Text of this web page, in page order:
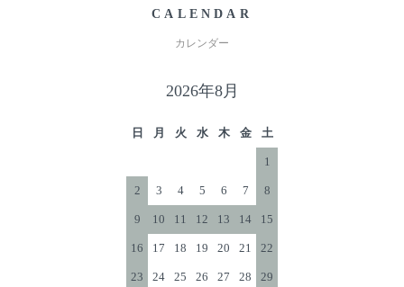
少量つけると少し重さが出てまとまりがよくなる感じで
香り〜 これなら男性にもいいなと思いました。
♦︎ケミカルなワックスより、爽やかなつけごこち。地肌
へのダメージもなく、薄くなりつつある頭頂部をカバー
良いと思います。くせ毛なのですが、髪の流れを生かし
つつ、自然な仕上がり。べたつきもなく少ない量でセッ
トできました。外出先で汗をかいても、帰宅するまでべ
CALENDAR
カレンダー
2026年8月
日 月 火 水 木 金 土
1
2 3 4 5 6 7 8
9 10 11 12 13 14 15
16 17 18 19 20 21 22
23 24 25 26 27 28 29